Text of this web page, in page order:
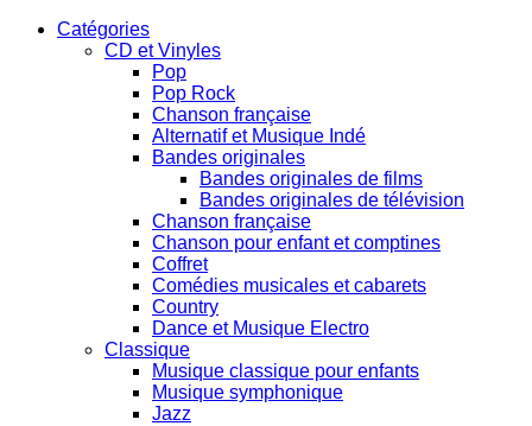
Catégories
CD et Vinyles
Pop
Pop Rock
Chanson française
Alternatif et Musique Indé
Bandes originales
Bandes originales de films
Bandes originales de télévision
Chanson française
Chanson pour enfant et comptines
Coffret
Comédies musicales et cabarets
Country
Dance et Musique Electro
Classique
Musique classique pour enfants
Musique symphonique
Jazz